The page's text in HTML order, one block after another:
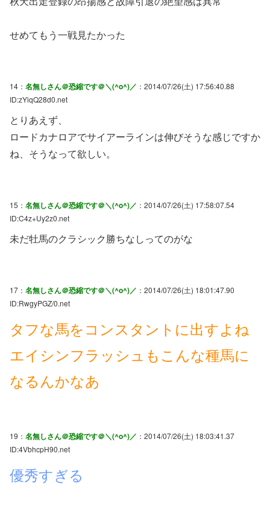
せめてもう一戦見たかった
14： 名無しさん＠恐縮です＠＼(^o^)／ ：2014/07/26(土) 17:56:40.88
ID:zYiqQ28d0.net
とりあえず、
ロードカナロアでサイアーラインは伸びそうな感じですか
ね、そうなって欲しい。
15： 名無しさん＠恐縮です＠＼(^o^)／ ：2014/07/26(土) 17:58:07.54
ID:C4z+Uy2z0.net
未だ牡馬のクラシック勝ちなしってのがな
17： 名無しさん＠恐縮です＠＼(^o^)／ ：2014/07/26(土) 18:01:47.90
ID:RwgyPGZ/0.net
タフな馬をコンスタントに出すよね
エイシンフラッシュもこんな種馬に
なるんかなあ
19： 名無しさん＠恐縮です＠＼(^o^)／ ：2014/07/26(土) 18:03:41.37
ID:4VbhcpH90.net
優秀すぎる